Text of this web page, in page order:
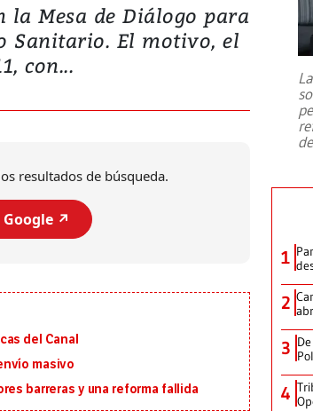
la Mesa de Diálogo para
Sanitario. El motivo, el
con...
resultados de búsqueda.
↗️
del Canal
masivo
barreras y una reforma fallida
1
2
3
4